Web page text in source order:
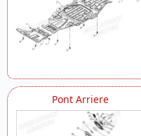
Pont Arriere